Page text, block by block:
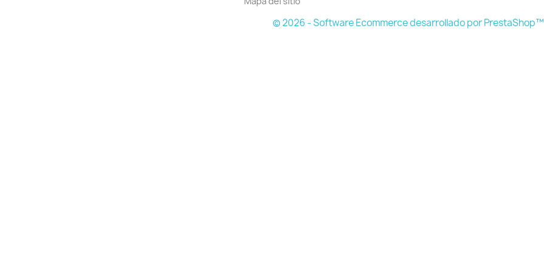
© 2026 - Software Ecommerce desarrollado por PrestaShop™